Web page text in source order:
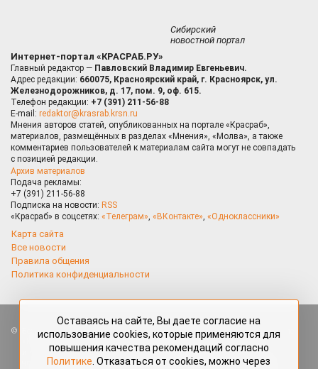
Сибирский
новостной портал
Интернет-портал «КРАСРАБ.РУ»
Главный редактор — Павловский Владимир Евгеньевич.
Адрес редакции: 660075, Красноярский край, г. Красноярск, ул.
Железнодорожников, д. 17, пом. 9, оф. 615.
Телефон редакции: +7 (391) 211-56-88
E-mail: redaktor@krasrab.krsn.ru
Мнения авторов статей, опубликованных на портале «Красраб»,
материалов, размещённых в разделах «Мнения», «Молва», а также
комментариев пользователей к материалам сайта могут не совпадать
с позицией редакции.
Архив материалов
Подача рекламы:
+7 (391) 211-56-88
Подписка на новости: RSS
«Красраб» в соцсетях: «Телеграм», «ВКонтакте», «Одноклассники»
Карта сайта
Все новости
Правила общения
Политика конфиденциальности
Все права защищены. Любые материалы, размещённые на портале
«Красраб.ру» сотрудниками редакции, нештатными авторами
и читателями, являются объектами авторского права. Полное или
частичное использование материалов, размещённых на портале
Оставаясь на сайте, Вы даете согласие на
использование cookies, которые применяются для
повышения качества рекомендаций согласно
Политике . Отказаться от cookies, можно через